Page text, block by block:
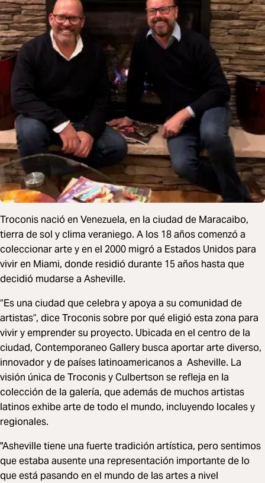
Troconis nació en Venezuela, en la ciudad de Maracaibo,
tierra de sol y clima veraniego. A los 18 años comenzó a
coleccionar arte y en el 2000 migró a Estados Unidos para
vivir en Miami, donde residió durante 15 años hasta que
decidió mudarse a Asheville.
“Es una ciudad que celebra y apoya a su comunidad de
artistas”, dice Troconis sobre por qué eligió esta zona para
vivir y emprender su proyecto. Ubicada en el centro de la
ciudad, Contemporaneo Gallery busca aportar arte diverso,
innovador y de países latinoamericanos a Asheville. La
visión única de Troconis y Culbertson se refleja en la
colección de la galería, que además de muchos artistas
latinos exhibe arte de todo el mundo, incluyendo locales y
regionales.
"Asheville tiene una fuerte tradición artística, pero sentimos
que estaba ausente una representación importante de lo
que está pasando en el mundo de las artes a nivel